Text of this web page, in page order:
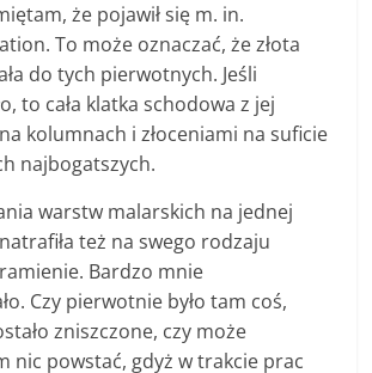
że pojawił się m. in.
To może oznaczać, że złota
do tych pierwotnych. Jeśli
to cała klatka schodowa z jej
kolumnach i złoceniami na suficie
najbogatszych.
warstw malarskich na jednej
też na swego rodzaju
Bardzo mnie
Czy pierwotnie było tam coś,
zniszczone, czy może
nic powstać, gdyż w trakcie prac